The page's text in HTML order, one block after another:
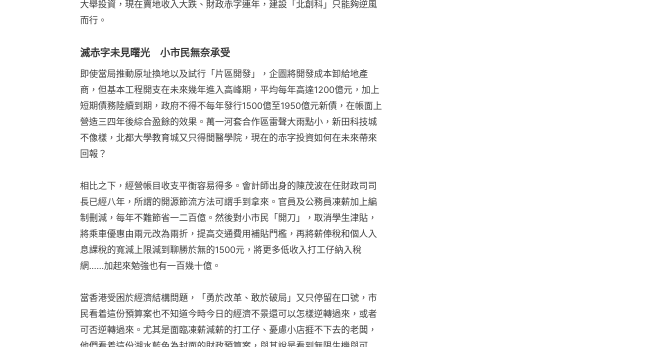
大舉投資，現在賣地收入大跌、財政赤字連年，建設「北創科」只能夠逆風
而行。
滅赤字未見曙光 小市民無奈承受
即使當局推動原址換地以及試行「片區開發」，企圖將開發成本卸給地產
商，但基本工程開支在未來幾年進入高峰期，平均每年高達1200億元，加上
短期債務陸續到期，政府不得不每年發行1500億至1950億元新債，在帳面上
營造三四年後綜合盈餘的效果。萬一河套合作區雷聲大雨點小，新田科技城
不像樣，北都大學教育城又只得間醫學院，現在的赤字投資如何在未來帶來
回報？
相比之下，經營帳目收支平衡容易得多。會計師出身的陳茂波在任財政司司
長已經八年，所謂的開源節流方法可謂手到拿來。官員及公務員凍薪加上編
制刪減，每年不難節省一二百億。然後對小市民「開刀」，取消學生津貼，
將乘車優惠由兩元改為兩折，提高交通費用補貼門檻，再將薪俸稅和個人入
息課稅的寬減上限減到聊勝於無的1500元，將更多低收入打工仔納入稅
網……加起來勉強也有一百幾十億。
當香港受困於經濟結構問題，「勇於改革、敢於破局」又只停留在口號，市
民看着這份預算案也不知道今時今日的經濟不景還可以怎樣逆轉過來，或者
可否逆轉過來。尤其是面臨凍薪減薪的打工仔、憂慮小店捱不下去的老闆，